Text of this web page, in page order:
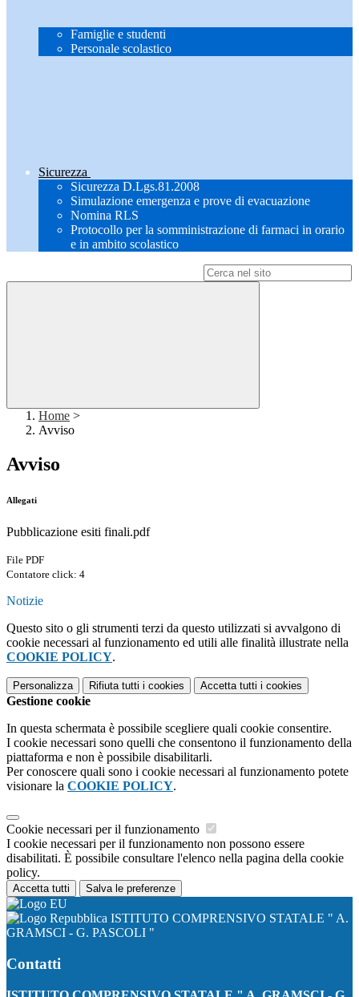
Famiglie e studenti
Personale scolastico
Sicurezza
Sicurezza D.Lgs.81.2008
Simulazione emergenza e prove di evacuazione
Nomina RLS
Protocollo per la somministrazione di farmaci in orario
e in ambito scolastico
Home >
Avviso
Avviso
Allegati
Pubblicazione esiti finali.pdf
File PDF
Contatore click: 4
Notizie
Questo sito o gli strumenti terzi da questo utilizzati si avvalgono di
cookie necessari al funzionamento ed utili alle finalità illustrate nella
COOKIE POLICY.
Personalizza Rifiuta tutti i cookies Accetta tutti i cookies
Gestione cookie
In questa schermata è possibile scegliere quali cookie consentire.
I cookie necessari sono quelli che consentono il funzionamento della
piattaforma e non è possibile disabilitarli.
Per conoscere quali sono i cookie necessari al funzionamento potete
visionare la COOKIE POLICY.
Cookie necessari per il funzionamento
I cookie necessari per il funzionamento non possono essere
disabilitati. È possibile consultare l'elenco nella pagina della cookie
policy.
Accetta tutti Salva le preferenze
ISTITUTO COMPRENSIVO STATALE " A.
GRAMSCI - G. PASCOLI "
Contatti